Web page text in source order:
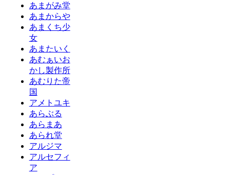
あまがみ堂
あまからや
あまくち少
女
あまたいく
あむぁいお
かし製作所
あむりた帝
国
アメトユキ
あらぶる
あらまあ
あられ堂
アルジマ
アルセフィ
ア